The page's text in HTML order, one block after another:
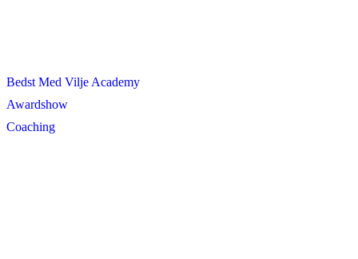
Bedst Med Vilje Academy
Awardshow
Coaching